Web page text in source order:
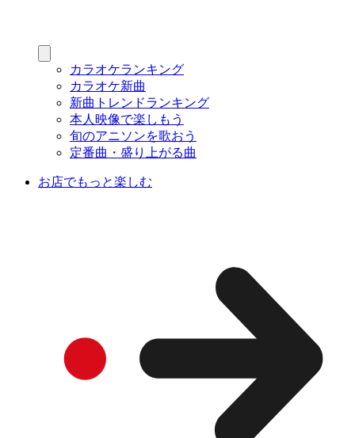
カラオケランキング
カラオケ新曲
新曲トレンドランキング
本人映像で楽しもう
旬のアニソンを歌おう
定番曲・盛り上がる曲
お店でもっと楽しむ